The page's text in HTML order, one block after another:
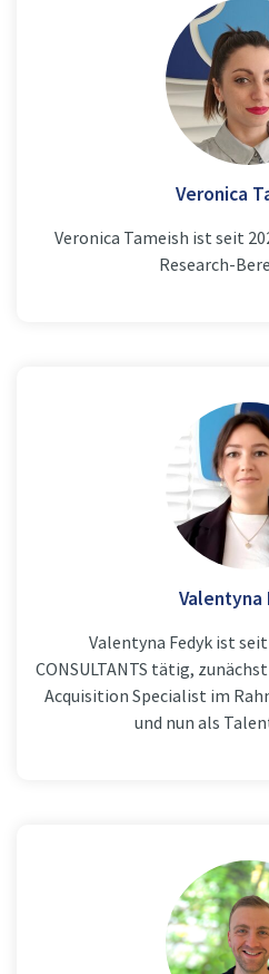
Veronica
Veronica Tameish ist seit
Research-
Valentyna
Valentyna Fedyk ist seit
CONSULTANTS tätig,
Acquisition Specialist im
und nun als